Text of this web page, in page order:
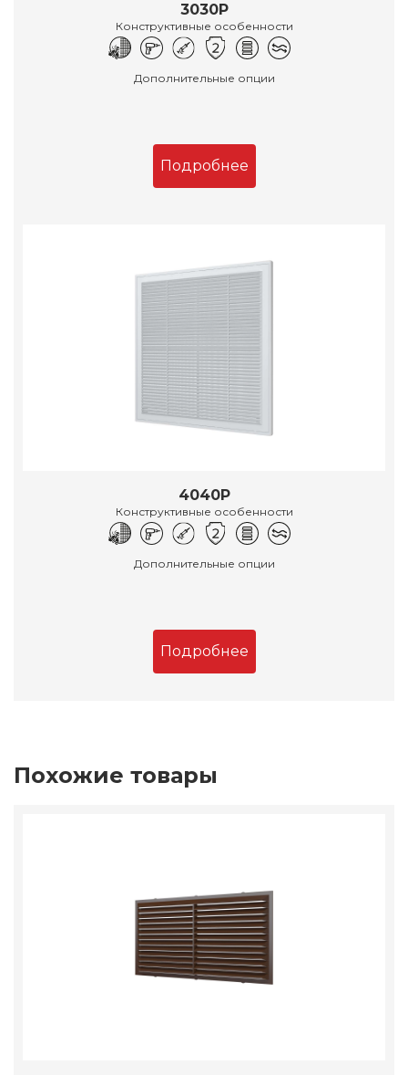
3030Р
Конструктивные особенности
Дополнительные опции
Подробнее
4040Р
Конструктивные особенности
Дополнительные опции
Подробнее
Похожие товары